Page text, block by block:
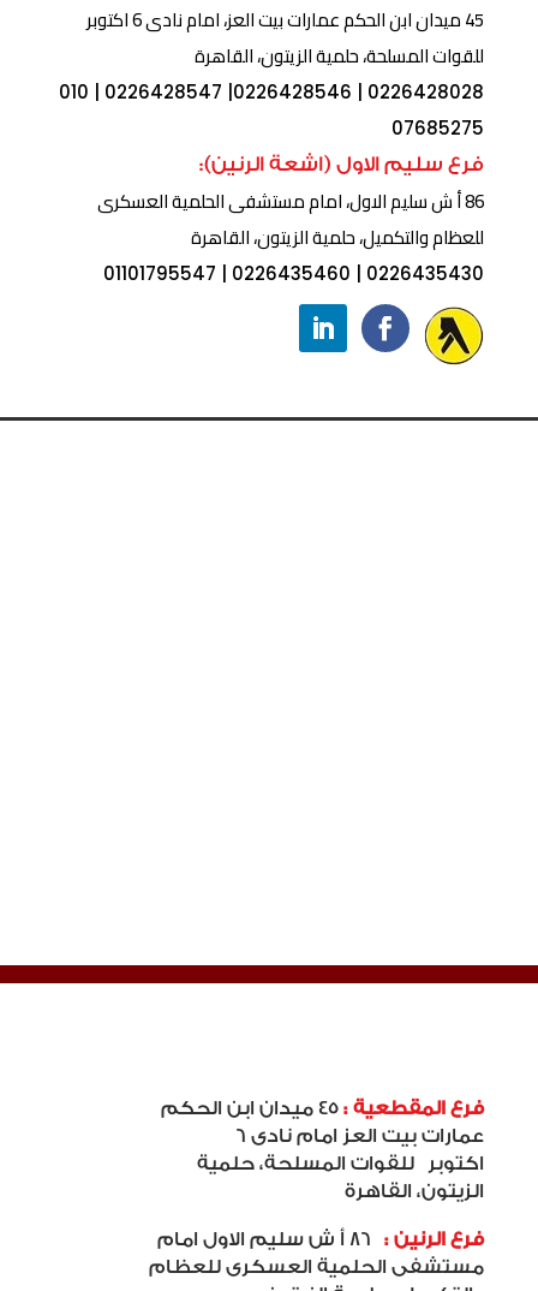
45 ميدان ابن الحكم عمارات بيت العز، امام نادى 6 اكتوبر
للقوات المسلحة، حلمية الزيتون، القاهرة
0226428028
|
0226428546
|
0226428547
|
010
07685275
فرع سليم الاول (اشعة الرنين):
86 أ ش سليم الاول، امام مستشفى الحلمية العسكرى
للعظام والتكميل، حلمية الزيتون، القاهرة
0226435430
|
0226435460
|
01101795547
فرع المقطعية :
45 ميدان ابن الحكم
عمارات بيت العز امام نادى 6
اكتوبر للقوات المسلحة، حلمية
الزيتون، القاهرة
فرع الرنين :
86 أ ش سليم الاول امام
مستشفى الحلمية العسكرى للعظام